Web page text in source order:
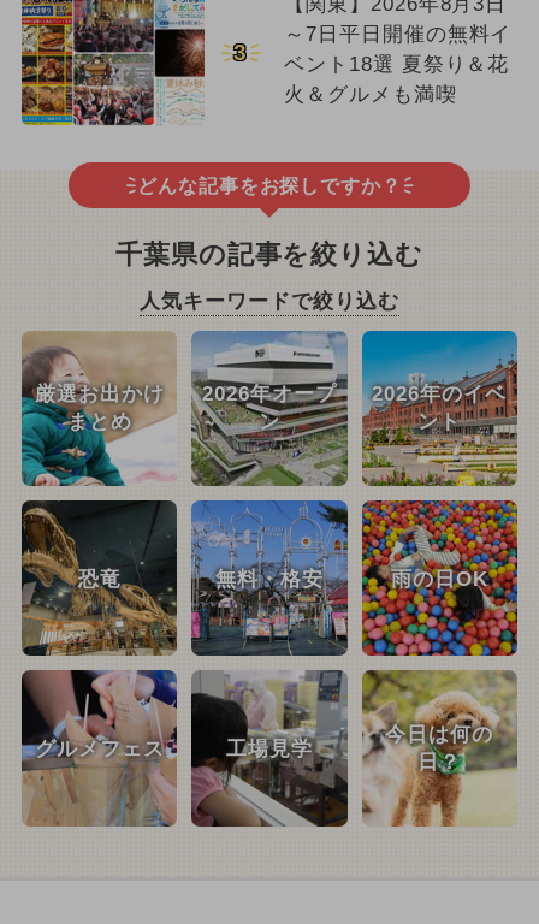
3
【関東】2026年8月3日
～7日平日開催の無料イ
ベント18選 夏祭り＆花
火＆グルメも満喫
どんな記事をお探しですか？
千葉県の記事を絞り込む
人気キーワードで絞り込む
厳選お出かけ
まとめ
2026年オープ
ン
2026年のイベ
ント
恐竜 無料・格安 雨の日OK
グルメフェス 工場見学
今日は何の
日？